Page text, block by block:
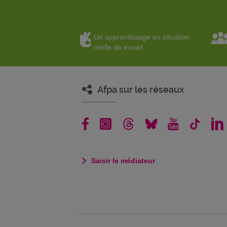
Un apprentissage en situation
réelle de travail
Afpa sur les réseaux
Saisir le médiateur